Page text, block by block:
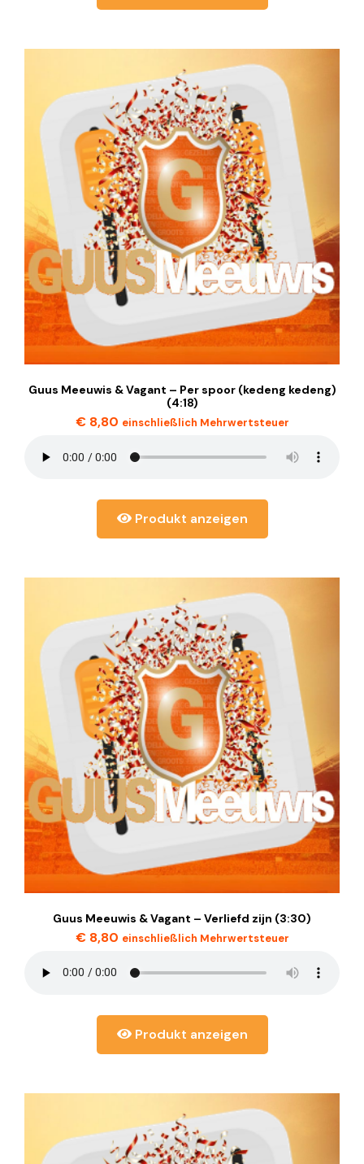
Guus Meeuwis & Vagant – Per spoor (kedeng kedeng)
(4:18)
€8,80 einschließlich Mehrwertsteuer
Produkt anzeigen
Guus Meeuwis & Vagant – Verliefd zijn (3:30)
€8,80 einschließlich Mehrwertsteuer
Produkt anzeigen